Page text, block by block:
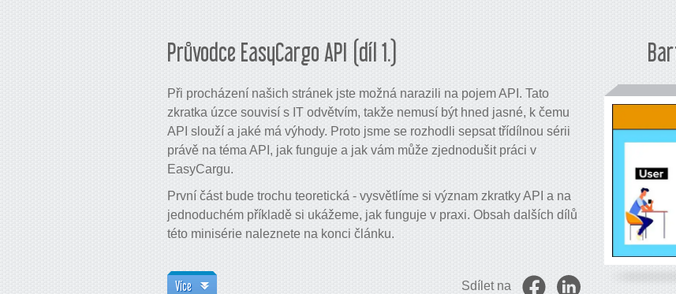
Průvodce EasyCargo API (díl 1.)
Při procházení našich stránek jste možná narazili na pojem API. Tato
zkratka úzce souvisí s IT odvětvím, takže nemusí být hned jasné, k čemu
API slouží a jaké má výhody. Proto jsme se rozhodli sepsat třídílnou sérii
právě na téma API, jak funguje a jak vám může zjednodušit práci v
EasyCargu.
První část bude trochu teoretická - vysvětlíme si význam zkratky API a na
jednoduchém příkladě si ukážeme, jak funguje v praxi. Obsah dalších dílů
této minisérie naleznete na konci článku.
Více Sdílet na